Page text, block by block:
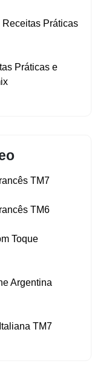
Práticas
Práticas e
TM7
TM6
Toque
Argentina
TM7